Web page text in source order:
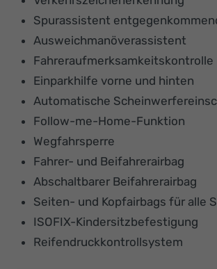
Spurassistent
Ausweichmanöverassistent
Fahreraufmerksamkeitskontrolle
Einparkhilfe vorne und hinten
Automatische
Follow-me-Home-Funktion
Wegfahrsperre
Fahrer- und Beifahrerairbag
Abschaltbarer Beifahrerairbag
Seiten- und Kopfairbags für alle
ISOFIX-Kindersitzbefestigung
Reifendruckkontrollsystem